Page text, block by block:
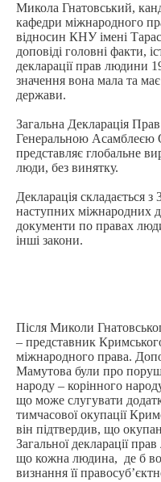
Микола Гнатовський,
кафедри міжнародного
відносин КНУ імені
доповіді головні факти,
декларації прав людини
значення вона мала та
держави.
Загальна Декларація
Генеральною Асамблеєю
представляє глобальне
люди, без винятку.
Декларація складається
наступних міжнародних
документи по правах
інші закони.
Після Миколи
– представник
міжнародного права.
Мамутова були про
народу – корінного
що може слугувати
тимчасової окупації
він підтвердив, що
Загальної декларації
що кожна людина, де б
визнання її